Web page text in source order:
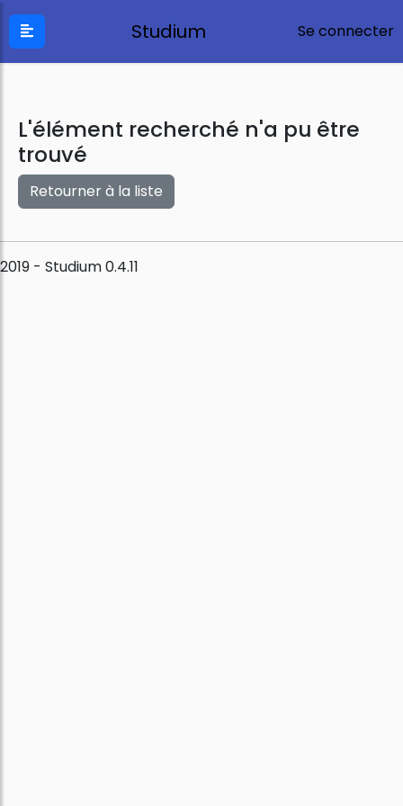
Studium Se connecter
L'élément recherché n'a pu être
trouvé
Retourner à la liste
2019 - Studium 0.4.11